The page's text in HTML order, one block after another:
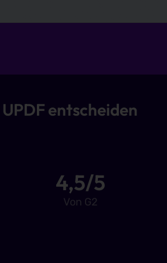
entscheiden
4,5/5
Von G2